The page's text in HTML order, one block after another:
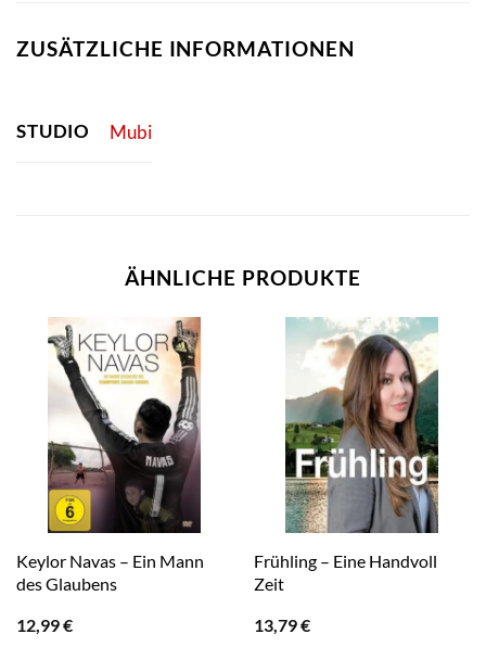
ZUSÄTZLICHE INFORMATIONEN
STUDIO Mubi
ÄHNLICHE PRODUKTE
Keylor Navas – Ein Mann
des Glaubens
12,99€
Frühling – Eine Handvoll
Zeit
13,79€